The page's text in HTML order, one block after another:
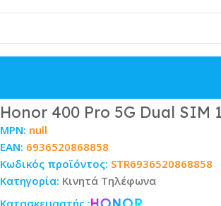
Honor 400 Pro 5G Dual SIM
Κατασκευαστής :
MPN: null
EAN: 6936520868858
Κωδικός προϊόντος: STR6936520868858
Κατηγορία: Κινητά Τηλέφωνα